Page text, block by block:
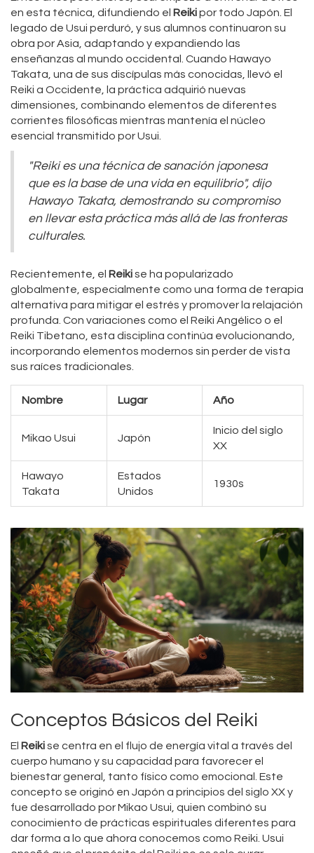
en esta técnica, difundiendo el Reikipor todo Japón. El
legado de Usui perduró, y sus alumnos continuaron su
obra por Asia, adaptando y expandiendo las
enseñanzas al mundo occidental. Cuando Hawayo
Takata, una de sus discípulas más conocidas, llevó el
Reiki a Occidente, la práctica adquirió nuevas
dimensiones, combinando elementos de diferentes
corrientes filosóficas mientras mantenía el núcleo
esencial transmitido por Usui.
"Reiki es una técnica de sanación japonesa
que es la base de una vida en equilibrio", dijo
Hawayo Takata, demostrando su compromiso
en llevar esta práctica más allá de las fronteras
culturales.
Recientemente, el Reikise ha popularizado
globalmente, especialmente como una forma de terapia
alternativa para mitigar el estrés y promover la relajación
profunda. Con variaciones como el Reiki Angélico o el
Reiki Tibetano, esta disciplina continúa evolucionando,
incorporando elementos modernos sin perder de vista
sus raíces tradicionales.
Nombre Lugar Año
Mikao Usui Japón
Inicio del siglo
XX
Hawayo
Takata
Estados
Unidos
1930s
Conceptos Básicos del Reiki
El Reikise centra en el flujo de energía vital a través del
cuerpo humano y su capacidad para favorecer el
bienestar general, tanto físico como emocional. Este
concepto se originó en Japón a principios del siglo XX y
fue desarrollado por Mikao Usui, quien combinó su
conocimiento de prácticas espirituales diferentes para
dar forma a lo que ahora conocemos como Reiki. Usui